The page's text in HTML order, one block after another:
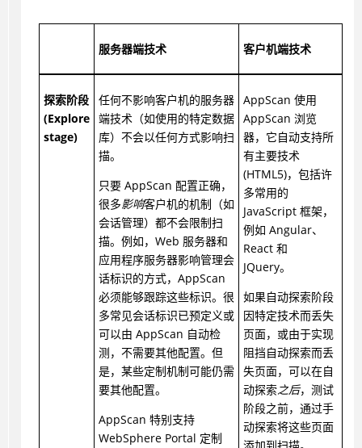
服务器端技术 客户机端技术
探索阶段
(Explore
stage)
任何不影响客户机的服务器
端技术（如使用的特定数据
库）不会以任何方式影响扫
描。
只要 AppScan 配置正确，
很多影响客户机的机制（如
会话管理）都不会限制扫
描。例如，Web 服务器和
应用程序服务器影响管理会
话标识的方式，AppScan
必须能够跟踪这些标识。很
多常见会话标识已预定义或
可以由 AppScan 自动检
测，不需要其他配置。但
是，某些定制机制可能仍需
要其他配置。
AppScan 特别支持
WebSphere Portal 定制
AppScan 使用
AppScan 浏览
器，它自动支持所
有主要技术
(HTML5)，包括许
多常用的
JavaScript 框架，
例如 Angular、
React 和
JQuery。
如果自动探索阶段
因特定技术而丢失
页面，或由于实现
阻挡自动探索而丢
失页面，可以在自
动探索之后，测试
阶段之前，通过手
动探索将这些页面